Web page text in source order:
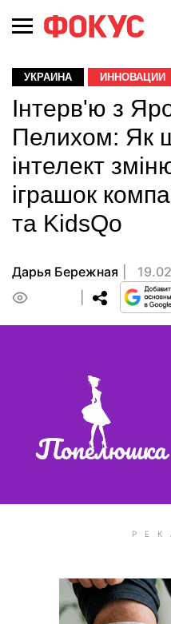
УКРАИНА ИННОВАЦИИ
Інтерв'ю з
Пелихом: Як
інтелект
іграшок
та KidsQo
Дарья Бережная